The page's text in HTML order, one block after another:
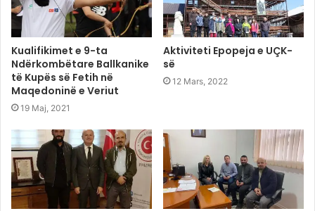
Kualifikimet e 9-ta
Ndërkombëtare Ballkanike
të Kupës së Fetih në
Maqedoninë e Veriut
19 Maj, 2021
Aktiviteti Epopeja e UÇK-
së
12 Mars, 2022